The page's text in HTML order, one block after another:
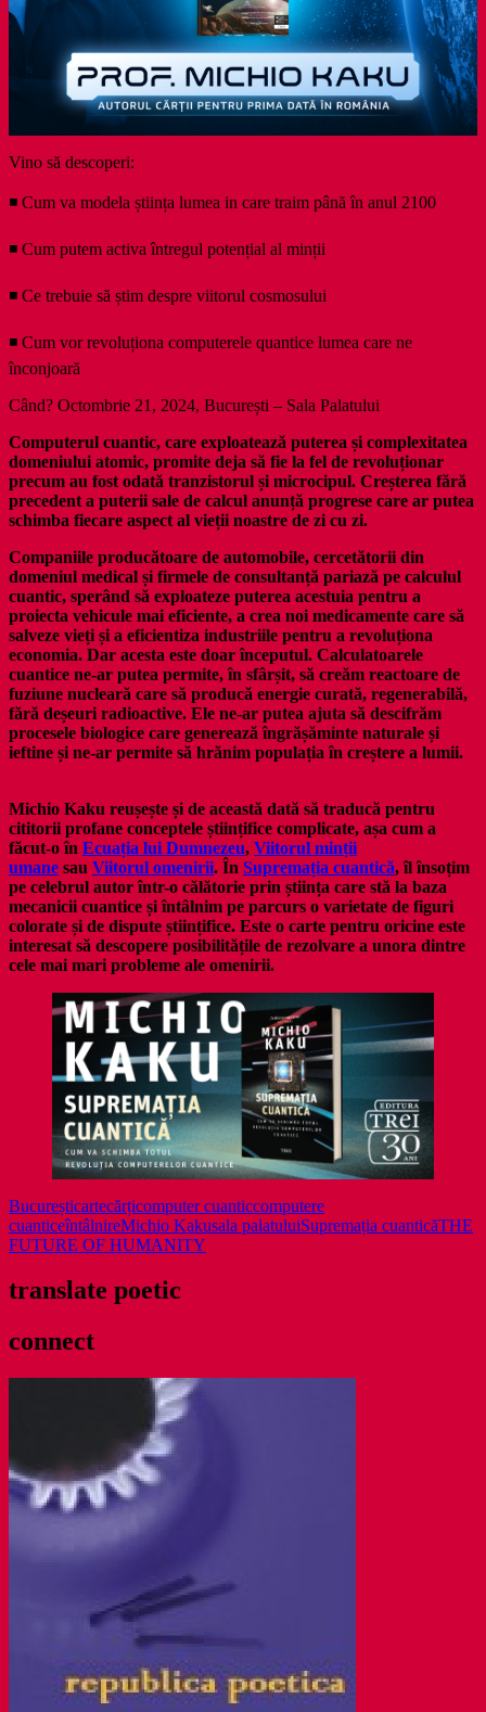
Vino să descoperi:
◾ Cum va modela știința lumea in care traim până în anul 2100
◾ Cum putem activa întregul potențial al minții
◾ Ce trebuie să știm despre viitorul cosmosului
◾ Cum vor revoluționa computerele quantice lumea care ne
înconjoară
Când? Octombrie 21, 2024, București – Sala Palatului
Computerul cuantic, care exploatează puterea și complexitatea
domeniului atomic, promite deja să fie la fel de revoluționar
precum au fost odată tranzistorul și microcipul. Creșterea fără
precedent a puterii sale de calcul anunță progrese care ar putea
schimba fiecare aspect al vieții noastre de zi cu zi.
Companiile producătoare de automobile, cercetătorii din
domeniul medical și firmele de consultanță pariază pe calculul
cuantic, sperând să exploateze puterea acestuia pentru a
proiecta vehicule mai eficiente, a crea noi medicamente care să
salveze vieți și a eficientiza industriile pentru a revoluționa
economia. Dar acesta este doar începutul. Calculatoarele
cuantice ne-ar putea permite, în sfârșit, să creăm reactoare de
fuziune nucleară care să producă energie curată, regenerabilă,
fără deșeuri radioactive. Ele ne-ar putea ajuta să descifrăm
procesele biologice care generează îngrășăminte naturale și
ieftine și ne-ar permite să hrănim populația în creștere a lumii.
Michio Kaku reușește și de această dată să traducă pentru
cititorii profane conceptele științifice complicate, așa cum a
făcut-o în Ecuația lui Dumnezeu, Viitorul minții
umane sau Viitorul omenirii. În Supremația cuantică, îl însoțim
pe celebrul autor într-o călătorie prin știința care stă la baza
mecanicii cuantice și întâlnim pe parcurs o varietate de figuri
colorate și de dispute științifice. Este o carte pentru oricine este
interesat să descopere posibilitățile de rezolvare a unora dintre
cele mai mari probleme ale omenirii.
Bucureșticartecărțicomputer cuanticcomputere
cuanticeîntâlnireMichio Kakusala palatuluiSupremația cuanticăTHE
FUTURE OF HUMANITY
translate poetic
connect